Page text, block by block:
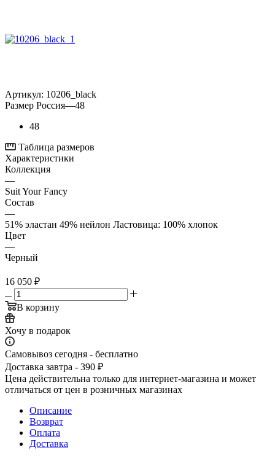
Артикул: 10206_black
Размер Россия—48
48
Таблица размеров
Характеристики
Коллекция
—
Suit Your Fancy
Состав
—
51% эластан 49% нейлон Ластовица: 100% хлопок
Цвет
—
Черный
16 050 ₽
В корзину
Хочу в подарок
Самовывоз сегодня - бесплатно
Доставка завтра - 390 ₽
Цена действительна только для интернет-магазина и может
отличаться от цен в розничных магазинах
Описание
Возврат
Оплата
Доставка